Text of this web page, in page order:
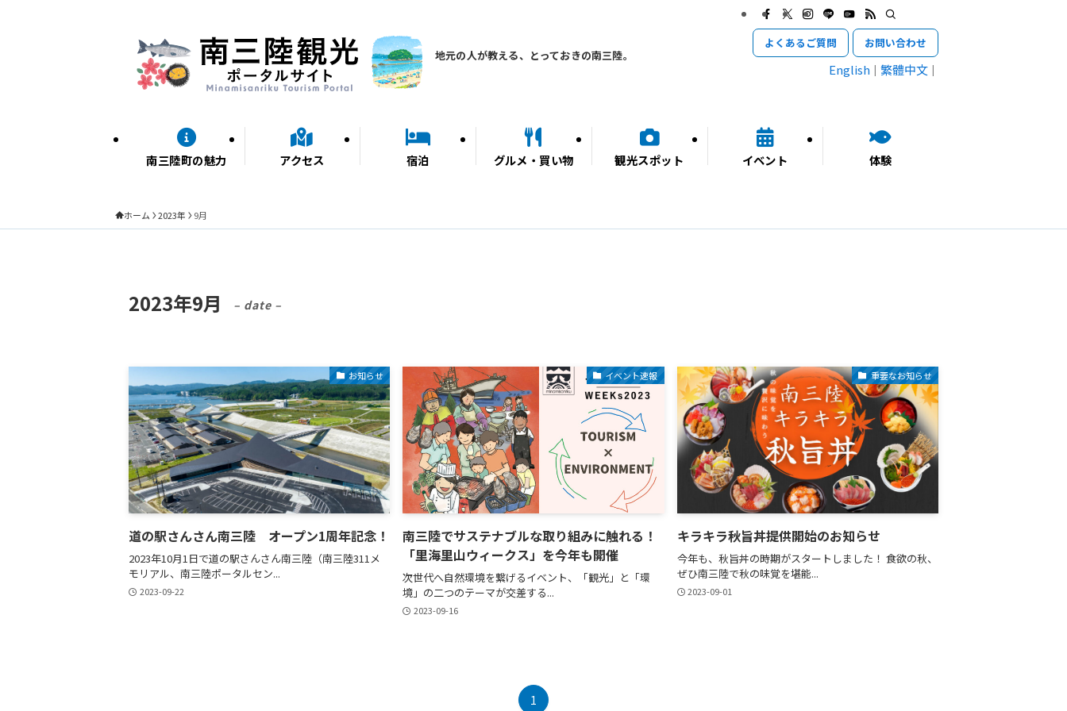
地元の人が教える、とっておきの南三陸。
南三陸町の魅力 アクセス 宿泊 グルメ・買い物 観光スポット イベント 体験
よくあるご質問 お問い合わせ
English 繁體中文
ホーム 2023年 9月
2023年9月 – date –
お知らせ
道の駅さんさん南三陸 オープン1周年記念！
2023年10月1日で道の駅さんさん南三陸（南三陸311メ
モリアル、南三陸ポータルセン...
2023-09-22
イベント速報
南三陸でサステナブルな取り組みに触れる！
「里海里山ウィークス」を今年も開催
次世代へ自然環境を繋げるイベント、「観光」と「環
境」の二つのテーマが交差する...
2023-09-16
重要なお知らせ
キラキラ秋旨丼提供開始のお知らせ
今年も、秋旨丼の時期がスタートしました！ 食欲の秋、
ぜひ南三陸で秋の味覚を堪能...
2023-09-01
1